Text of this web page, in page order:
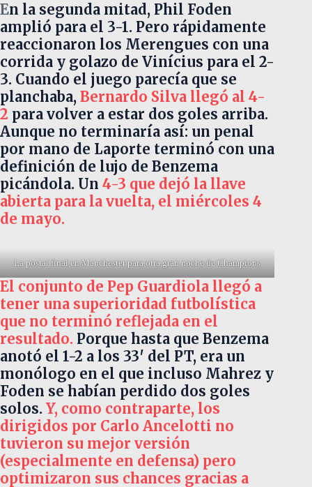
En la segunda mitad, Phil Foden
amplió para el 3-1. Pero rápidamente
reaccionaron los Merengues con una
corrida y golazo de Vinícius para el 2-
3. Cuando el juego parecía que se
planchaba, Bernardo Silva llegó al 4-
2 para volver a estar dos goles arriba.
Aunque no terminaría así: un penal
por mano de Laporte terminó con una
definición de lujo de Benzema
picándola. Un 4-3 que dejó la llave
abierta para la vuelta, el miércoles 4
de mayo.
La postal final en Manchester para otra gran noche de Champions
El conjunto de Pep Guardiola llegó a
tener una superioridad futbolística
que no terminó reflejada en el
resultado. Porque hasta que Benzema
anotó el 1-2 a los 33′ del PT, era un
monólogo en el que incluso Mahrez y
Foden se habían perdido dos goles
solos. Y, como contraparte, los
dirigidos por Carlo Ancelotti no
tuvieron su mejor versión
(especialmente en defensa) pero
optimizaron sus chances gracias a